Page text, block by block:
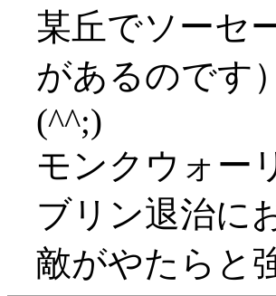
某丘でソーセ
があるのです
(^^;)
モンクウォー
ブリン退治に
敵がやたらと